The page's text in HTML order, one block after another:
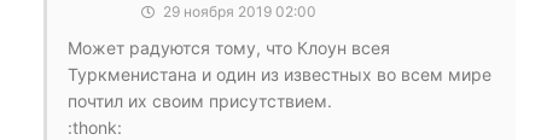
29 ноября 2019 02:00
Может радуются тому, что Клоун всея
Туркменистана и один из известных во всем мире
почтил их своим присутствием.
:thonk: